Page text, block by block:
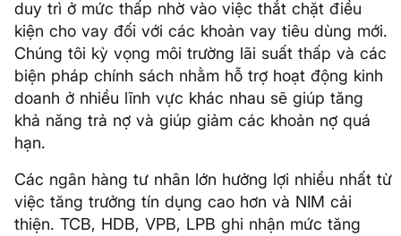
duy trì ở mức thấp nhờ vào việc thắt chặt điều
kiện cho vay đối với các khoản vay tiêu dùng mới.
Chúng tôi kỳ vọng môi trường lãi suất thấp và các
biện pháp chính sách nhằm hỗ trợ hoạt động kinh
doanh ở nhiều lĩnh vực khác nhau sẽ giúp tăng
khả năng trả nợ và giúp giảm các khoản nợ quá
hạn.
Các ngân hàng tư nhân lớn hưởng lợi nhiều nhất từ
việc tăng trưởng tín dụng cao hơn và NIM cải
thiện. TCB, HDB, VPB, LPB ghi nhận mức tăng